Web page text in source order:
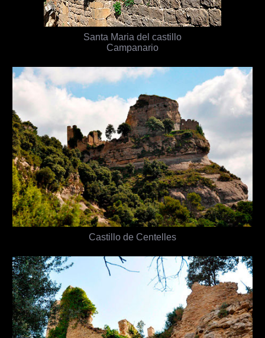
Santa Maria del castillo
Campanario
Castillo de Centelles